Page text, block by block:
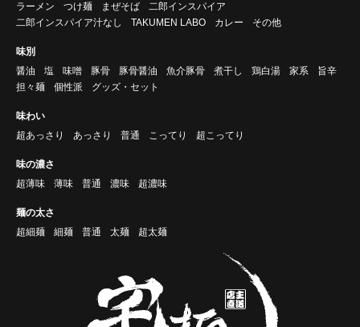
ラーメン
つけ麺 まぜそば
二郎インスパイア
二郎インスパイア汁なし
TAKUMEN LABO カレー その他
味別
醤油
塩 味噌 豚骨 豚骨醤油 魚介豚骨 煮干し 鶏白湯 家系
旨辛
担々麺
個性派 グッズ・セット
味わい
超あっさり
あっさり 普通 こってり 超こってり
味の濃さ
超薄味
薄味 普通 濃味 超濃味
麺の太さ
超細麺
細麺 普通 太麺 超太麺